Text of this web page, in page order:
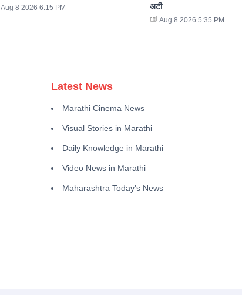
Aug 8 2026 6:15 PM
अटी
Aug 8 2026 5:35 PM
Latest News
Marathi Cinema News
Visual Stories in Marathi
Daily Knowledge in Marathi
Video News in Marathi
Maharashtra Today's News